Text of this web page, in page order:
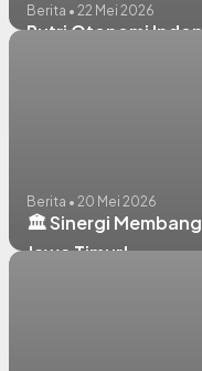
Berita • 22 Mei 2026
Putri Otonomi
Berita • 20 Mei 2026
🏛️ Sinergi
Jawa Timur!